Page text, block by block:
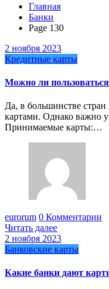
Главная
Банки
Page 130
2 ноября 2023
Кредитные карты
Можно ли
Да, в большинстве
картами. Однако важно
Принимаемые карты:…
eurorum 0 Комментарии
Читать далее
2 ноября 2023
Банковские карты
Какие банки дают